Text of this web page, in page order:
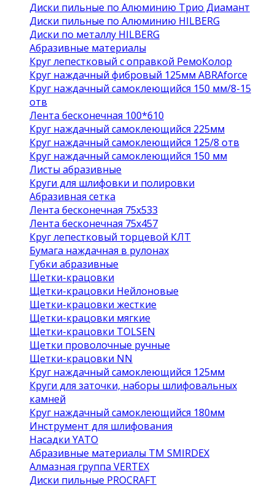
Диски пильные по Алюминию Трио Диамант
Диски пильные по Алюминию HILBERG
Диски по металлу HILBERG
Абразивные материалы
Круг лепестковый с оправкой РемоКолор
Круг наждачный фибровый 125мм ABRAforce
Круг наждачный самоклеющийся 150 мм/8-15
отв
Лента бесконечная 100*610
Круг наждачный самоклеющийся 225мм
Круг наждачный самоклеющийся 125/8 отв
Круг наждачный самоклеющийся 150 мм
Листы абразивные
Круги для шлифовки и полировки
Абразивная сетка
Лента бесконечная 75х533
Лента бесконечная 75х457
Круг лепестковый торцевой КЛТ
Бумага наждачная в рулонах
Губки абразивные
Щетки-крацовки
Щетки-крацовки Нейлоновые
Щетки-крацовки жесткие
Щетки-крацовки мягкие
Щетки-крацовки TOLSEN
Щетки проволочные ручные
Щетки-крацовки NN
Круг наждачный самоклеющийся 125мм
Круги для заточки, наборы шлифовальных
камней
Круг наждачный самоклеющийся 180мм
Инструмент для шлифования
Насадки YATO
Абразивные материалы ТМ SMIRDEX
Алмазная группа VERTEX
Диски пильные PROCRAFT